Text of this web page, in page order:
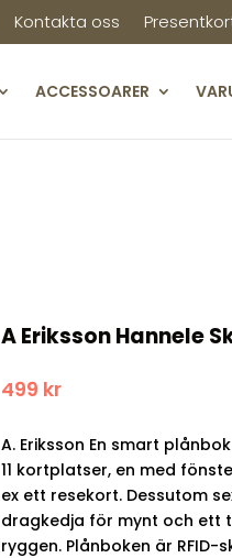
Kontakta oss
ACCESSOARER
A Eriksson Hannele
499 kr
A. Eriksson En smart
11 kortplatser, en med
ex ett resekort. Dessutom
dragkedja för mynt och ett
ryggen. Plånboken är